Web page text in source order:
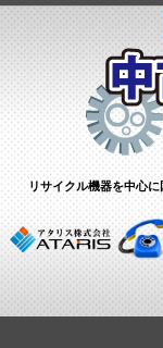
リサイクル機器を中心